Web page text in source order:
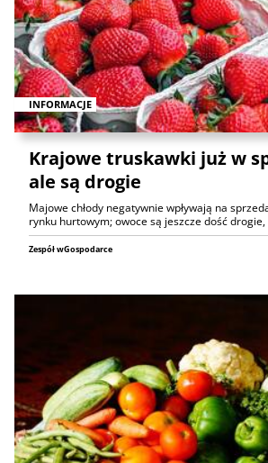
INFORMACJE
Krajowe truskawki już w
ale są drogie
Majowe chłody negatywnie wpływają na
rynku hurtowym; owoce są jeszcze dość
Zespół wGospodarce